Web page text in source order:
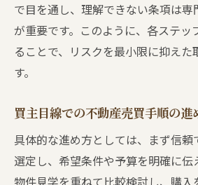
で目を通し、理解できない条項は専
が重要です。このように、各ステッ
ることで、リスクを最小限に抑えた
す。
買主目線での不動産売買手順の進
具体的な進め方としては、まず信頼
選定し、希望条件や予算を明確に伝